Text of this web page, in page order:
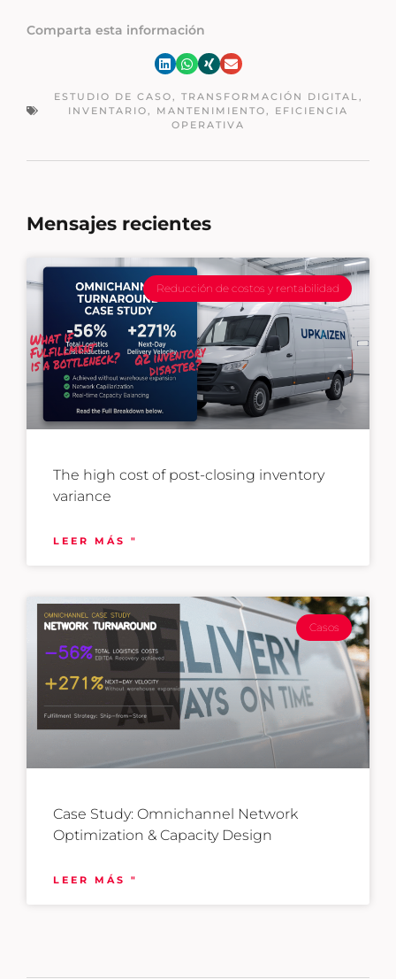
Comparta esta información
ESTUDIO DE CASO , TRANSFORMACIÓN DIGITAL ,
INVENTARIO , MANTENIMIENTO , EFICIENCIA
OPERATIVA
Mensajes recientes
Reducción de costos y rentabilidad
The high cost of post-closing inventory
variance
LEER MÁS "
Casos
Case Study: Omnichannel Network
Optimization & Capacity Design
LEER MÁS "